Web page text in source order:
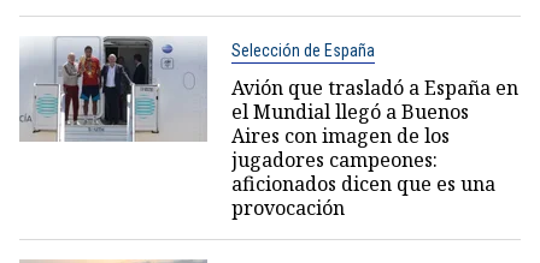
Selección de España
Avión que trasladó a España en
el Mundial llegó a Buenos
Aires con imagen de los
jugadores campeones:
aficionados dicen que es una
provocación